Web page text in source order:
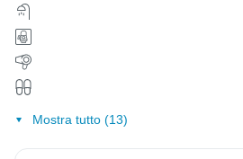
Mostra tutto (13)